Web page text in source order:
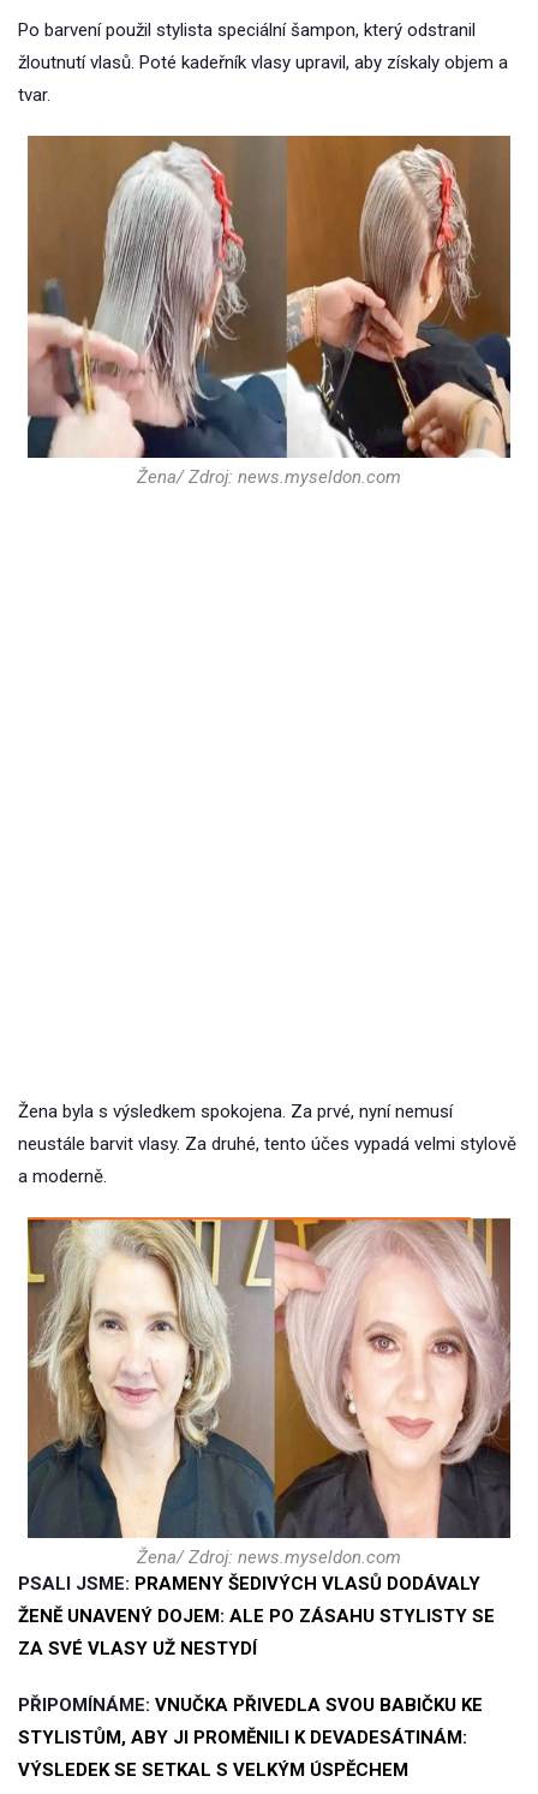
Po barvení použil stylista speciální šampon, který odstranil
žloutnutí vlasů. Poté kadeřník vlasy upravil, aby získaly objem a
tvar.
Žena/ Zdroj: news.myseldon.com
Žena byla s výsledkem spokojena. Za prvé, nyní nemusí
neustále barvit vlasy. Za druhé, tento účes vypadá velmi stylově
a moderně.
Žena/ Zdroj: news.myseldon.com
PSALI JSME: PRAMENY ŠEDIVÝCH VLASŮ DODÁVALY
ŽENĚ UNAVENÝ DOJEM: ALE PO ZÁSAHU STYLISTY SE
ZA SVÉ VLASY UŽ NESTYDÍ
PŘIPOMÍNÁME: VNUČKA PŘIVEDLA SVOU BABIČKU KE
STYLISTŮM, ABY JI PROMĚNILI K DEVADESÁTINÁM:
VÝSLEDEK SE SETKAL S VELKÝM ÚSPĚCHEM